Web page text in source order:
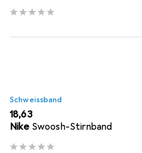
Schweissband
EUR
18,63
Nike Swoosh-Stirnband